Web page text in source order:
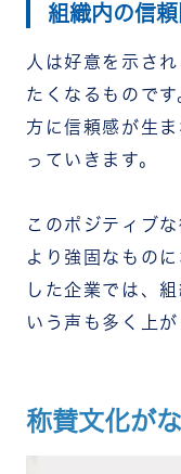
組織内の信
人は好意を示さ
たくなるもので
方に信頼感が生
っていきます。
このポジティブ
より強固なもの
した企業では、
いう声も多く上が
称賛文化が